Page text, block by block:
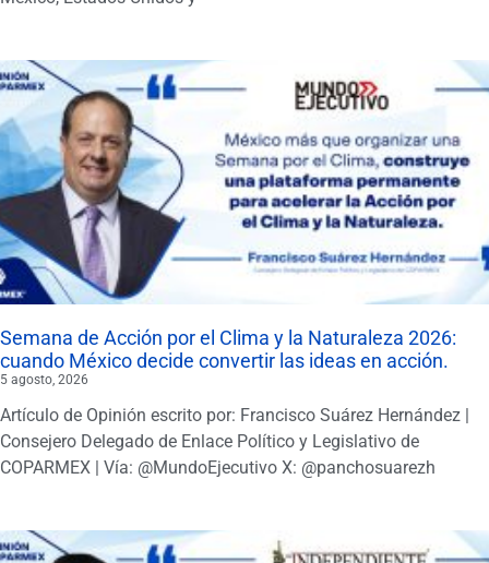
Semana de Acción por el Clima y la Naturaleza 2026:
cuando México decide convertir las ideas en acción.
5 agosto, 2026
Artículo de Opinión escrito por: Francisco Suárez Hernández |
Consejero Delegado de Enlace Político y Legislativo de
COPARMEX | Vía: @MundoEjecutivo X: @panchosuarezh